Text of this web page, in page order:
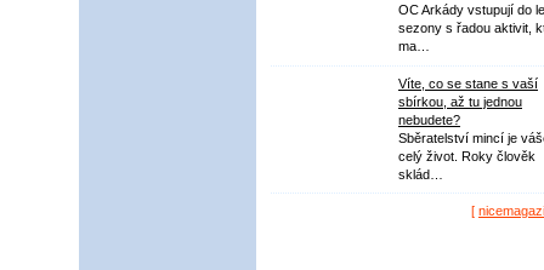
OC Arkády vstupují do
sezony s řadou aktivit,
ma…
Víte, co se stane s vaší
sbírkou, až tu jednou
nebudete?
Sběratelství mincí je
celý život. Roky člověk
sklád…
[